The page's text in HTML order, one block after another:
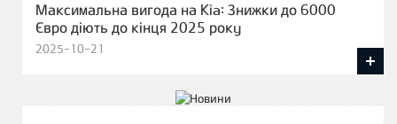
Максимальна вигода на Kia: Знижки до 6000
Євро діють до кінця 2025 року
2025-10-21